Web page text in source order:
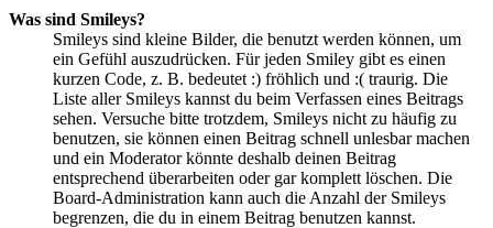
Was sind Smileys?
Smileys sind kleine Bilder, die benutzt werden können, um
ein Gefühl auszudrücken. Für jeden Smiley gibt es einen
kurzen Code, z. B. bedeutet :) fröhlich und :( traurig. Die
Liste aller Smileys kannst du beim Verfassen eines Beitrags
sehen. Versuche bitte trotzdem, Smileys nicht zu häufig zu
benutzen, sie können einen Beitrag schnell unlesbar machen
und ein Moderator könnte deshalb deinen Beitrag
entsprechend überarbeiten oder gar komplett löschen. Die
Board-Administration kann auch die Anzahl der Smileys
begrenzen, die du in einem Beitrag benutzen kannst.